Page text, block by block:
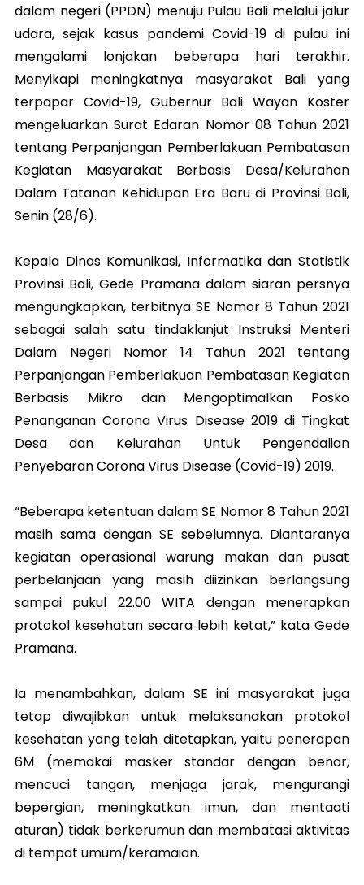
dalam negeri (PPDN) menuju Pulau Bali melalui jalur
udara, sejak kasus pandemi Covid-19 di pulau ini
mengalami lonjakan beberapa hari terakhir.
Menyikapi meningkatnya masyarakat Bali yang
terpapar Covid-19, Gubernur Bali Wayan Koster
mengeluarkan Surat Edaran Nomor 08 Tahun 2021
tentang Perpanjangan Pemberlakuan Pembatasan
Kegiatan Masyarakat Berbasis Desa/Kelurahan
Dalam Tatanan Kehidupan Era Baru di Provinsi Bali,
Senin (28/6).
Kepala Dinas Komunikasi, Informatika dan Statistik
Provinsi Bali, Gede Pramana dalam siaran persnya
mengungkapkan, terbitnya SE Nomor 8 Tahun 2021
sebagai salah satu tindaklanjut Instruksi Menteri
Dalam Negeri Nomor 14 Tahun 2021 tentang
Perpanjangan Pemberlakuan Pembatasan Kegiatan
Berbasis Mikro dan Mengoptimalkan Posko
Penanganan Corona Virus Disease 2019 di Tingkat
Desa dan Kelurahan Untuk Pengendalian
Penyebaran Corona Virus Disease (Covid-19) 2019.
“Beberapa ketentuan dalam SE Nomor 8 Tahun 2021
masih sama dengan SE sebelumnya. Diantaranya
kegiatan operasional warung makan dan pusat
perbelanjaan yang masih diizinkan berlangsung
sampai pukul 22.00 WITA dengan menerapkan
protokol kesehatan secara lebih ketat,” kata Gede
Pramana.
Ia menambahkan, dalam SE ini masyarakat juga
tetap diwajibkan untuk melaksanakan protokol
kesehatan yang telah ditetapkan, yaitu penerapan
6M (memakai masker standar dengan benar,
mencuci tangan, menjaga jarak, mengurangi
bepergian, meningkatkan imun, dan mentaati
aturan) tidak berkerumun dan membatasi aktivitas
di tempat umum/keramaian.